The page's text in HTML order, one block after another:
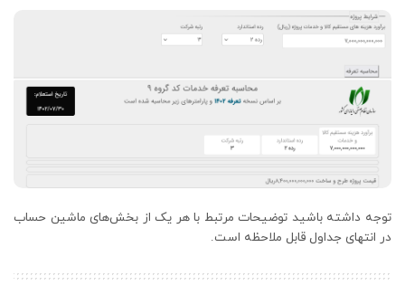
توجه داشته باشید توضیحات مرتبط با هر یک از بخش‌های ماشین حساب
در انتهای جداول قابل ملاحظه است.